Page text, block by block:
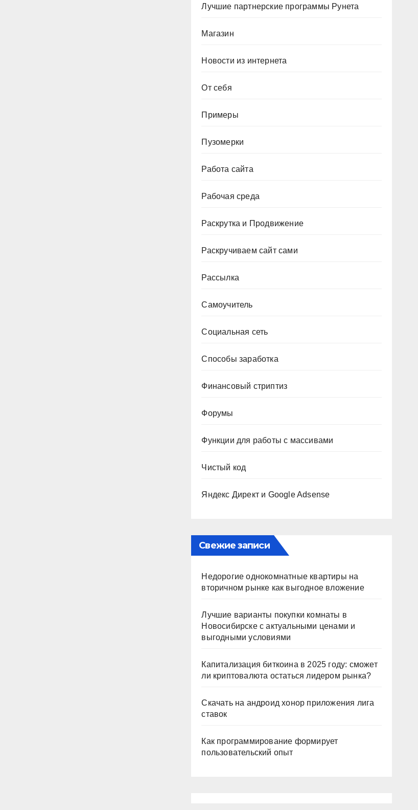
Лучшие партнерские программы Рунета
Магазин
Новости из интернета
От себя
Примеры
Пузомерки
Работа сайта
Рабочая среда
Раскрутка и Продвижение
Раскручиваем сайт сами
Рассылка
Самоучитель
Социальная сеть
Способы заработка
Финансовый стриптиз
Форумы
Функции для работы с массивами
Чистый код
Яндекс Директ и Google Adsense
Свежие записи
Недорогие однокомнатные квартиры на
вторичном рынке как выгодное вложение
Лучшие варианты покупки комнаты в
Новосибирске с актуальными ценами и
выгодными условиями
Капитализация биткоина в 2025 году: сможет
ли криптовалюта остаться лидером рынка?
Скачать на андроид хонор приложения лига
ставок
Как программирование формирует
пользовательский опыт